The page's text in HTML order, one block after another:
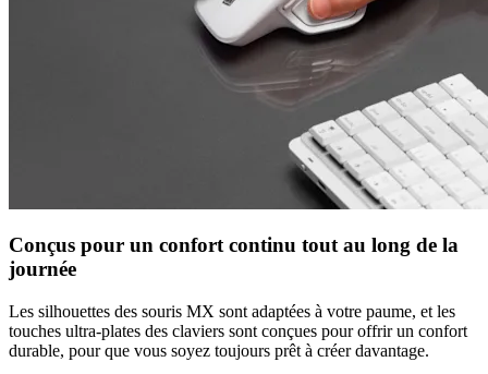
Conçus pour un confort continu tout au long de la
journée
Les silhouettes des souris MX sont adaptées à votre paume, et les
touches ultra-plates des claviers sont conçues pour offrir un confort
durable, pour que vous soyez toujours prêt à créer davantage.